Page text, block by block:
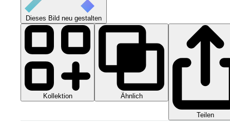
Dieses Bild neu gestalten
Kollektion Ähnlich
Teilen